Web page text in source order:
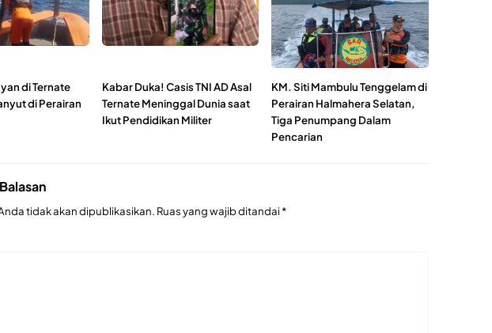
di Ternate
di Perairan
Kabar Duka! Casis TNI AD Asal
Ternate Meninggal Dunia saat
Ikut Pendidikan Militer
KM. Siti Mambulu Tenggelam di
Perairan Halmahera Selatan,
Tiga Penumpang Dalam
Pencarian
tidak akan dipublikasikan. Ruas yang wajib ditandai*